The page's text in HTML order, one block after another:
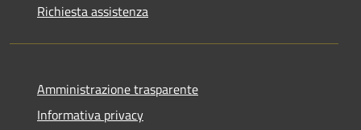
Richiesta assistenza
Amministrazione trasparente
Informativa privacy